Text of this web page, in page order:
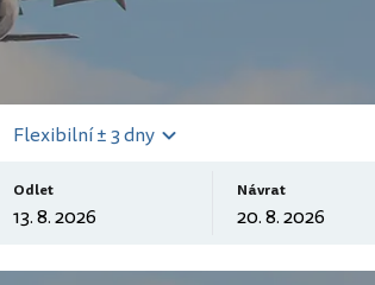
Flexibilní ± 3 dny
Odlet Návrat